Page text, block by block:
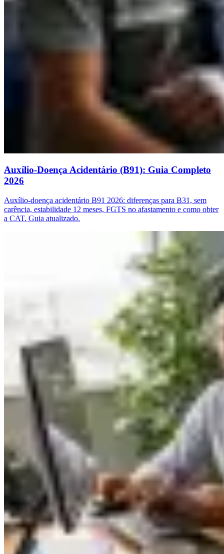
Auxílio-Doença Acidentário (B91): Guia Completo
2026
Auxílio-doença acidentário B91 2026: diferenças para B31, sem
carência, estabilidade 12 meses, FGTS no afastamento e como obter
a CAT. Guia atualizado.